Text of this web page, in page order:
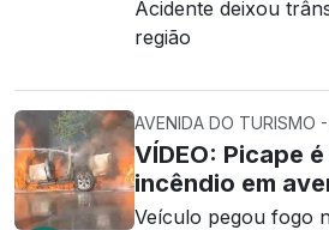
Acidente deixou
região
AVENIDA DO TURISMO
VÍDEO: Picape
incêndio em
Veículo pegou fogo